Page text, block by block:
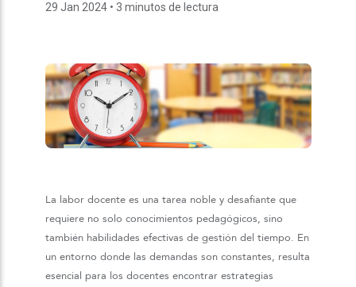
29 Jan 2024 • 3 minutos de lectura
La labor docente es una tarea noble y desafiante que
requiere no solo conocimientos pedagógicos, sino
también habilidades efectivas de gestión del tiempo. En
un entorno donde las demandas son constantes, resulta
esencial para los docentes encontrar estrategias